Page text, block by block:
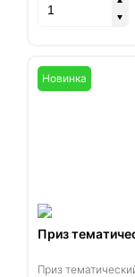
Новинка
Приз
Приз